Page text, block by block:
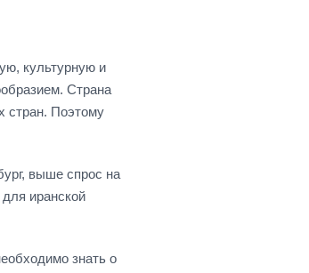
культурную и
Страна
стран. Поэтому
выше спрос на
иранской
знать о